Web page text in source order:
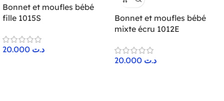
Bonnet et moufles bébé
fille 1015S
د.ت
Bonnet et moufles bébé
mixte écru 1012E
د.ت